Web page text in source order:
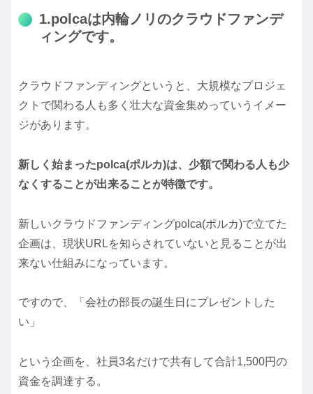
1.polcaは内輪ノリのクラウドファンデ
ィングです。
クラウドファンディングというと、大規模なプロジェ
クトで関わる人も多く壮大な資金集めっていうイメー
ジがあります。
新しく始まったpolca(ポルカ)は、少額で関わる人も少
なくすることが出来ることが特徴です。
新しいクラウドファンディングpolca(ポルカ)で立てた
企画は、現状URLを知らされていないと見ることが出
来ない仕組みになっています。
ですので、「会社の部長の誕生日にプレゼントした
い」
という企画を、社員3名だけで共有して合計1,500円の
資金を調達する。